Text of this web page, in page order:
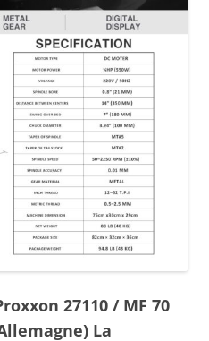
27110 / MF 70
La